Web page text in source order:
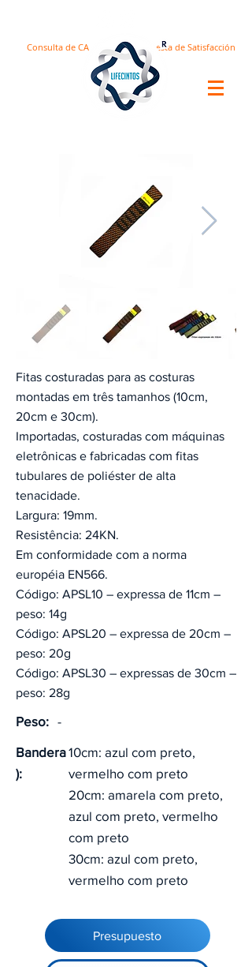
Encuesta de Satisfacción
Consulta de CA
Fitas costuradas para as costuras
montadas em três tamanhos (10cm,
20cm e 30cm).
Importadas, costuradas com máquinas
eletrônicas e fabricadas com fitas
tubulares de poliéster de alta
tenacidade.
Largura: 19mm.
Resistência: 24KN.
Em conformidade com a norma
européia EN566.
Código: APSL10 – expressa de 11cm –
peso: 14g
Código: APSL20 – expressa de 20cm –
peso: 20g
Código: APSL30 – expressas de 30cm –
peso: 28g
Peso: -
Bandera
):
10cm: azul com preto,
vermelho com preto
20cm: amarela com preto,
azul com preto, vermelho
com preto
30cm: azul com preto,
vermelho com preto
Presupuesto